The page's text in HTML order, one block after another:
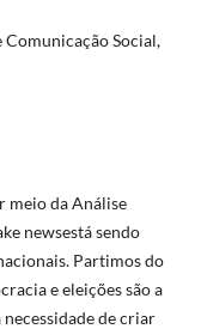
Comunicação Social,
meio da Análise
newsestá sendo
Partimos do
e eleições são a
de criar